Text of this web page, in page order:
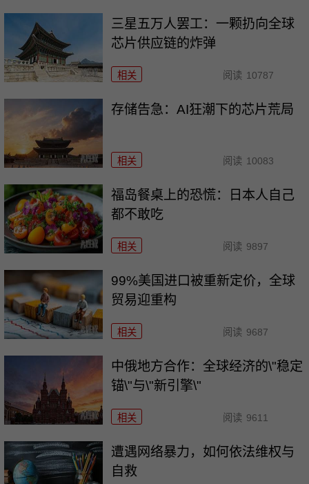
三星五万人罢工：一颗扔向全球
芯片供应链的炸弹
相关 阅读 10787
存储告急：AI狂潮下的芯片荒局
相关 阅读 10083
福岛餐桌上的恐慌：日本人自己
都不敢吃
相关 阅读 9897
99%美国进口被重新定价，全球
贸易迎重构
相关 阅读 9687
中俄地方合作：全球经济的\"稳定
锚\"与\"新引擎\"
相关 阅读 9611
遭遇网络暴力，如何依法维权与
自救